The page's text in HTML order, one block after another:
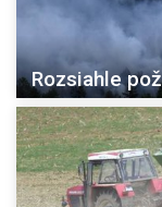
Rozsiahle